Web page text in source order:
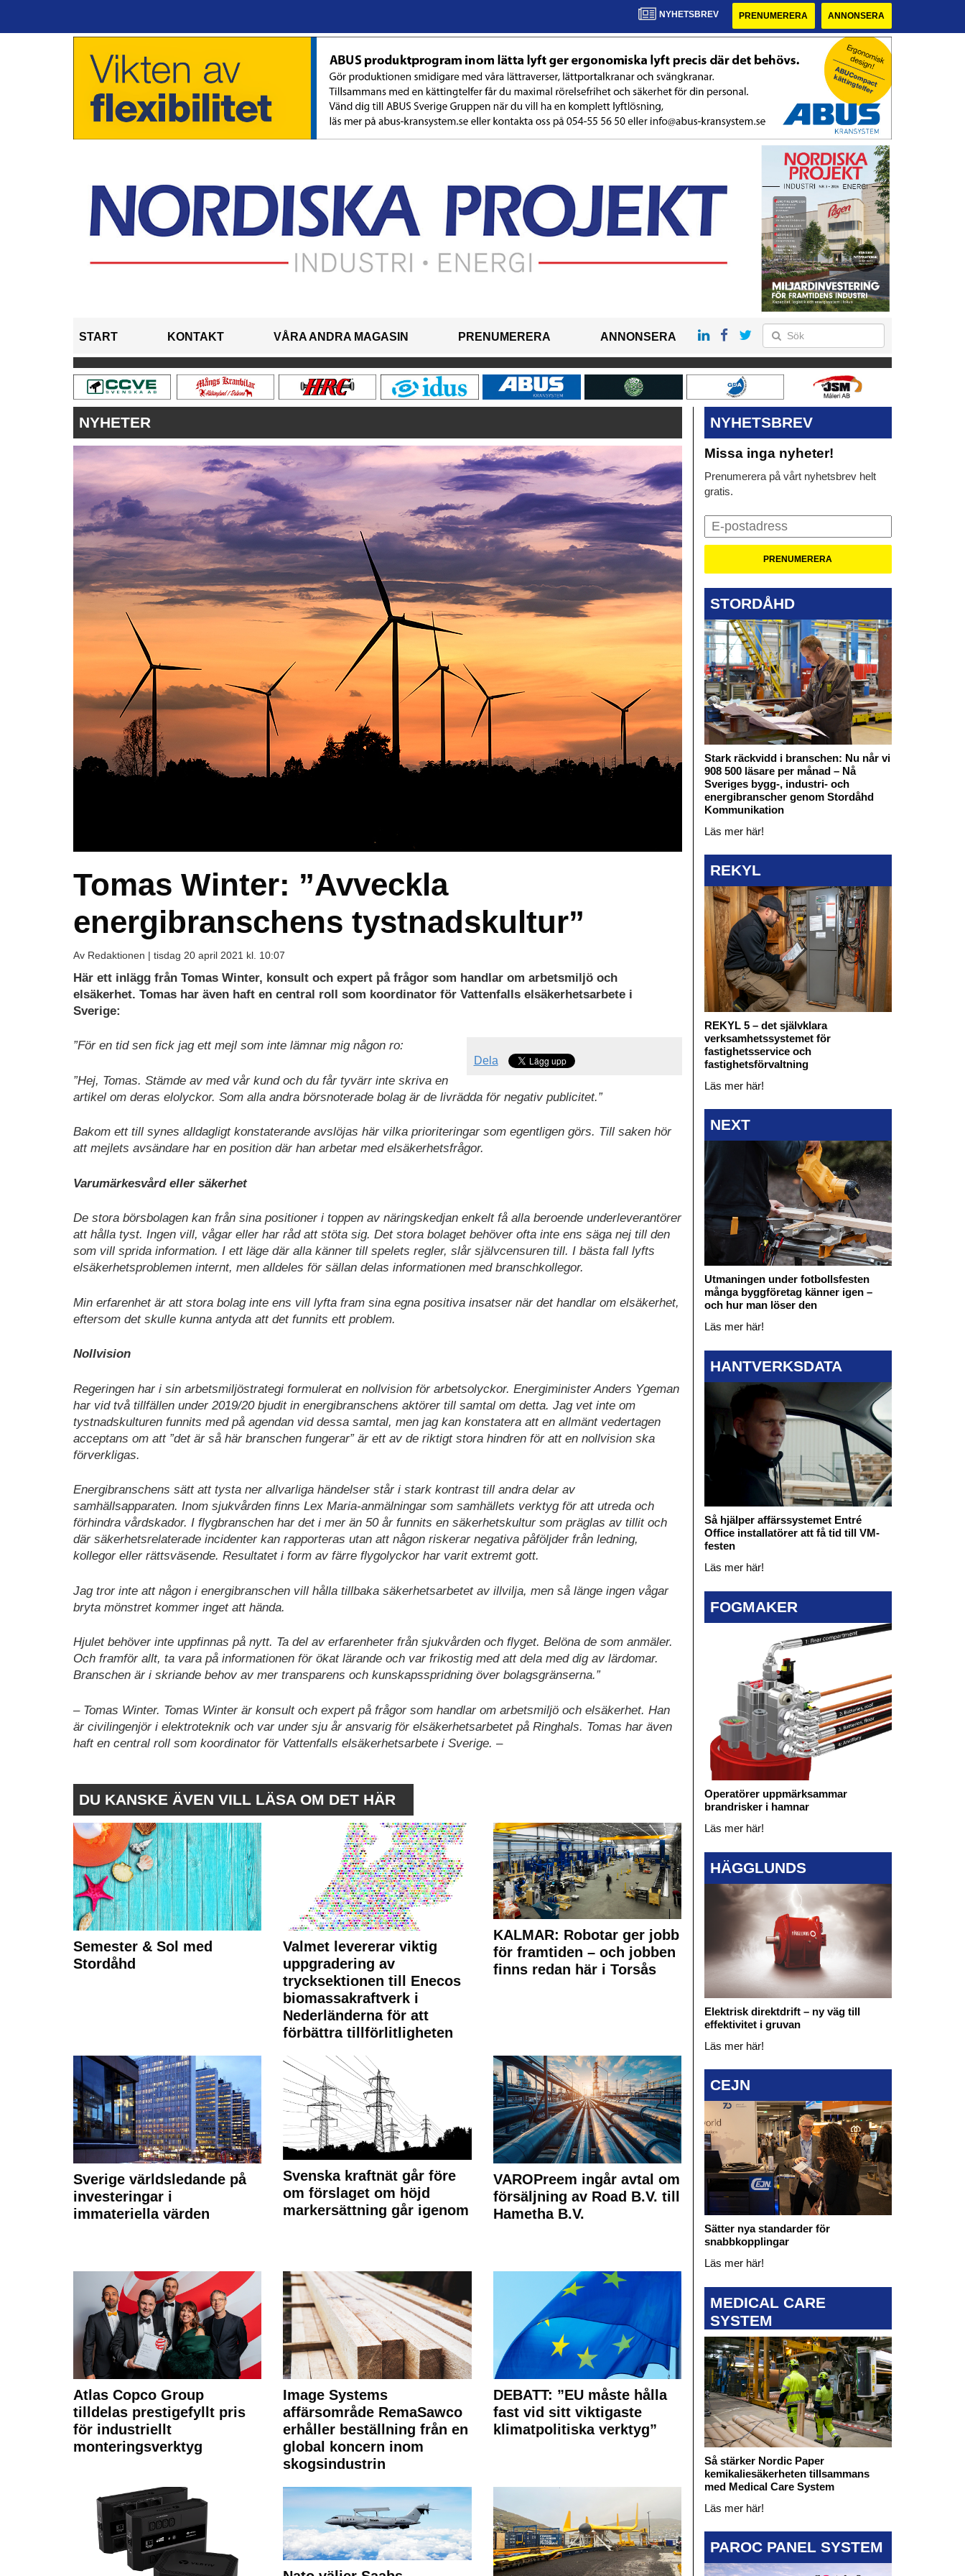
NYHETSBREV PRENUMERERA ANNONSERA
START KONTAKT VÅRA ANDRA MAGASIN PRENUMERERA ANNONSERA
NYHETER
Tomas Winter: ”Avveckla
energibranschens tystnadskultur”
Av Redaktionen | tisdag 20 april 2021 kl. 10:07
Här ett inlägg från Tomas Winter, konsult och expert på frågor som handlar om arbetsmiljö och
elsäkerhet. Tomas har även haft en central roll som koordinator för Vattenfalls elsäkerhetsarbete i
Sverige:
Dela
”För en tid sen fick jag ett mejl som inte lämnar mig någon ro:
”Hej, Tomas. Stämde av med vår kund och du får tyvärr inte skriva en
artikel om deras elolyckor. Som alla andra börsnoterade bolag är de livrädda för negativ publicitet.”
Bakom ett till synes alldagligt konstaterande avslöjas här vilka prioriteringar som egentligen görs. Till saken hör
att mejlets avsändare har en position där han arbetar med elsäkerhetsfrågor.
Varumärkesvård eller säkerhet
De stora börsbolagen kan från sina positioner i toppen av näringskedjan enkelt få alla beroende underleverantörer
att hålla tyst. Ingen vill, vågar eller har råd att stöta sig. Det stora bolaget behöver ofta inte ens säga nej till den
som vill sprida information. I ett läge där alla känner till spelets regler, slår självcensuren till. I bästa fall lyfts
elsäkerhetsproblemen internt, men alldeles för sällan delas informationen med branschkollegor.
Min erfarenhet är att stora bolag inte ens vill lyfta fram sina egna positiva insatser när det handlar om elsäkerhet,
eftersom det skulle kunna antyda att det funnits ett problem.
Nollvision
Regeringen har i sin arbetsmiljöstrategi formulerat en nollvision för arbetsolyckor. Energiminister Anders Ygeman
har vid två tillfällen under 2019/20 bjudit in energibranschens aktörer till samtal om detta. Jag vet inte om
tystnadskulturen funnits med på agendan vid dessa samtal, men jag kan konstatera att en allmänt vedertagen
acceptans om att ”det är så här branschen fungerar” är ett av de riktigt stora hindren för att en nollvision ska
förverkligas.
Energibranschens sätt att tysta ner allvarliga händelser står i stark kontrast till andra delar av
samhällsapparaten. Inom sjukvården finns Lex Maria-anmälningar som samhällets verktyg för att utreda och
förhindra vårdskador. I flygbranschen har det i mer än 50 år funnits en säkerhetskultur som präglas av tillit och
där säkerhetsrelaterade incidenter kan rapporteras utan att någon riskerar negativa påföljder från ledning,
kollegor eller rättsväsende. Resultatet i form av färre flygolyckor har varit extremt gott.
Jag tror inte att någon i energibranschen vill hålla tillbaka säkerhetsarbetet av illvilja, men så länge ingen vågar
bryta mönstret kommer inget att hända.
Hjulet behöver inte uppfinnas på nytt. Ta del av erfarenheter från sjukvården och flyget. Belöna de som anmäler.
Och framför allt, ta vara på informationen för ökat lärande och var frikostig med att dela med dig av lärdomar.
Branschen är i skriande behov av mer transparens och kunskapsspridning över bolagsgränserna.”
– Tomas Winter. Tomas Winter är konsult och expert på frågor som handlar om arbetsmiljö och elsäkerhet. Han
är civilingenjör i elektroteknik och var under sju år ansvarig för elsäkerhetsarbetet på Ringhals. Tomas har även
haft en central roll som koordinator för Vattenfalls elsäkerhetsarbete i Sverige. –
DU KANSKE ÄVEN VILL LÄSA OM DET HÄR
Semester & Sol med
Stordåhd
Valmet levererar viktig
uppgradering av
trycksektionen till Enecos
biomassakraftverk i
Nederländerna för att
förbättra tillförlitligheten
KALMAR: Robotar ger jobb
för framtiden – och jobben
finns redan här i Torsås
Sverige världsledande på
investeringar i
immateriella värden
Svenska kraftnät går före
om förslaget om höjd
markersättning går igenom
VAROPreem ingår avtal om
försäljning av Road B.V. till
Hametha B.V.
Atlas Copco Group
tilldelas prestigefyllt pris
för industriellt
monteringsverktyg
Image Systems
affärsområde RemaSawco
erhåller beställning från en
global koncern inom
skogsindustrin
DEBATT: ”EU måste hålla
fast vid sitt viktigaste
klimatpolitiska verktyg”
NYHETSBREV
Missa inga nyheter!
Prenumerera på vårt nyhetsbrev helt
gratis.
STORDÅHD
Stark räckvidd i branschen: Nu når vi
908 500 läsare per månad – Nå
Sveriges bygg-, industri- och
energibranscher genom Stordåhd
Kommunikation
Läs mer här!
REKYL
REKYL 5 – det självklara
verksamhetssystemet för
fastighetsservice och
fastighetsförvaltning
Läs mer här!
NEXT
Utmaningen under fotbollsfesten
många byggföretag känner igen –
och hur man löser den
Läs mer här!
HANTVERKSDATA
Så hjälper affärssystemet Entré
Office installatörer att få tid till VM-
festen
Läs mer här!
FOGMAKER
Operatörer uppmärksammar
brandrisker i hamnar
Läs mer här!
HÄGGLUNDS
Elektrisk direktdrift – ny väg till
effektivitet i gruvan
Läs mer här!
CEJN
Sätter nya standarder för
snabbkopplingar
Läs mer här!
MEDICAL CARE
SYSTEM
Så stärker Nordic Paper
kemikaliesäkerheten tillsammans
med Medical Care System
Läs mer här!
PAROC PANEL SYSTEM